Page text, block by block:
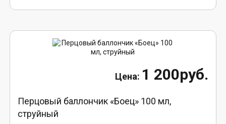
1 200руб.
Перцовый баллончик «Боец» 100 мл,
струйный